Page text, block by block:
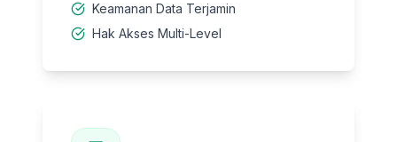
Keamanan Data Terjamin
Hak Akses Multi-Level